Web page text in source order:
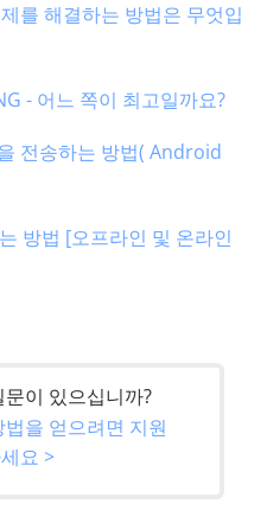
를 해결하는 방법은 무엇입
- 어느 쪽이 최고일까요?
전송하는 방법( Android
방법 [오프라인 및 온라인
이 있으십니까?
을 얻으려면 지원
요 >